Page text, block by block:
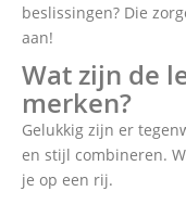
beslissingen? Die
aan!
Wat zijn de
merken?
Gelukkig zijn er
en stijl combineren.
je op een rij.